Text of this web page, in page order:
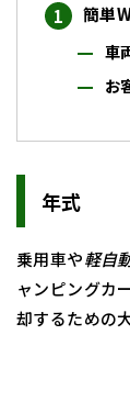
簡単
車
お
年式
乗用車や軽自
ャンピングカ
却するための